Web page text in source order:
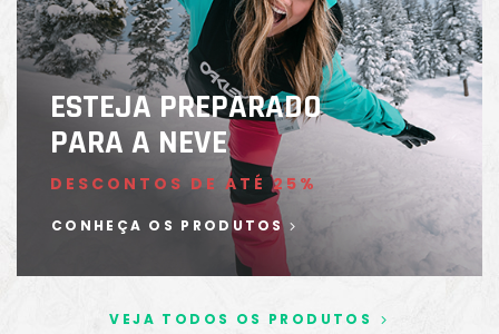
DESCONTOS DE ATÉ 25%
ESTEJA PREPARADO
PARA A NEVE
CONHEÇA OS PRODUTOS
VEJA TODOS OS PRODUTOS